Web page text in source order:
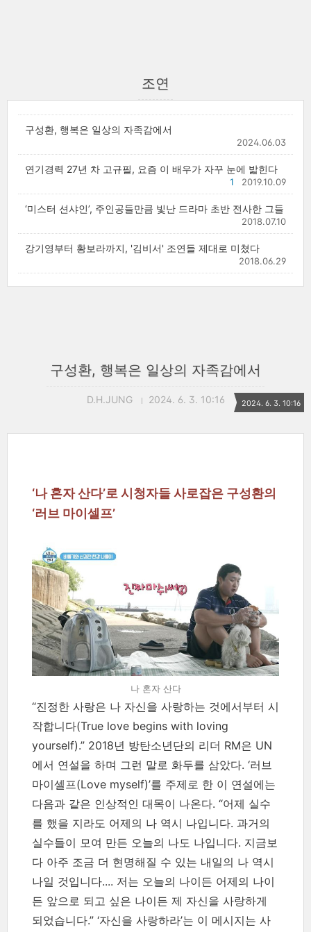
조연
구성환, 행복은 일상의 자족감에서
2024.06.03
연기경력 27년 차 고규필, 요즘 이 배우가 자꾸 눈에 밟힌다
2019.10.09
1
‘미스터 션샤인’, 주인공들만큼 빛난 드라마 초반 전사한 그들
2018.07.10
강기영부터 황보라까지, '김비서' 조연들 제대로 미쳤다
2018.06.29
구성환, 행복은 일상의 자족감에서
D.H.JUNG 2024. 6. 3. 10:16 2024. 6. 3. 10:16
‘나 혼자 산다’로 시청자들 사로잡은 구성환의
‘러브 마이셀프’
나 혼자 산다
“진정한 사랑은 나 자신을 사랑하는 것에서부터 시
작합니다(True love begins with loving
yourself).” 2018년 방탄소년단의 리더 RM은 UN
에서 연설을 하며 그런 말로 화두를 삼았다. ‘러브
마이셀프(Love myself)’를 주제로 한 이 연설에는
다음과 같은 인상적인 대목이 나온다. “어제 실수
를 했을 지라도 어제의 나 역시 나입니다. 과거의
실수들이 모여 만든 오늘의 나도 나입니다. 지금보
다 아주 조금 더 현명해질 수 있는 내일의 나 역시
나일 것입니다.... 저는 오늘의 나이든 어제의 나이
든 앞으로 되고 싶은 나이든 제 자신을 사랑하게
되었습니다.” ‘자신을 사랑하라’는 이 메시지는 사